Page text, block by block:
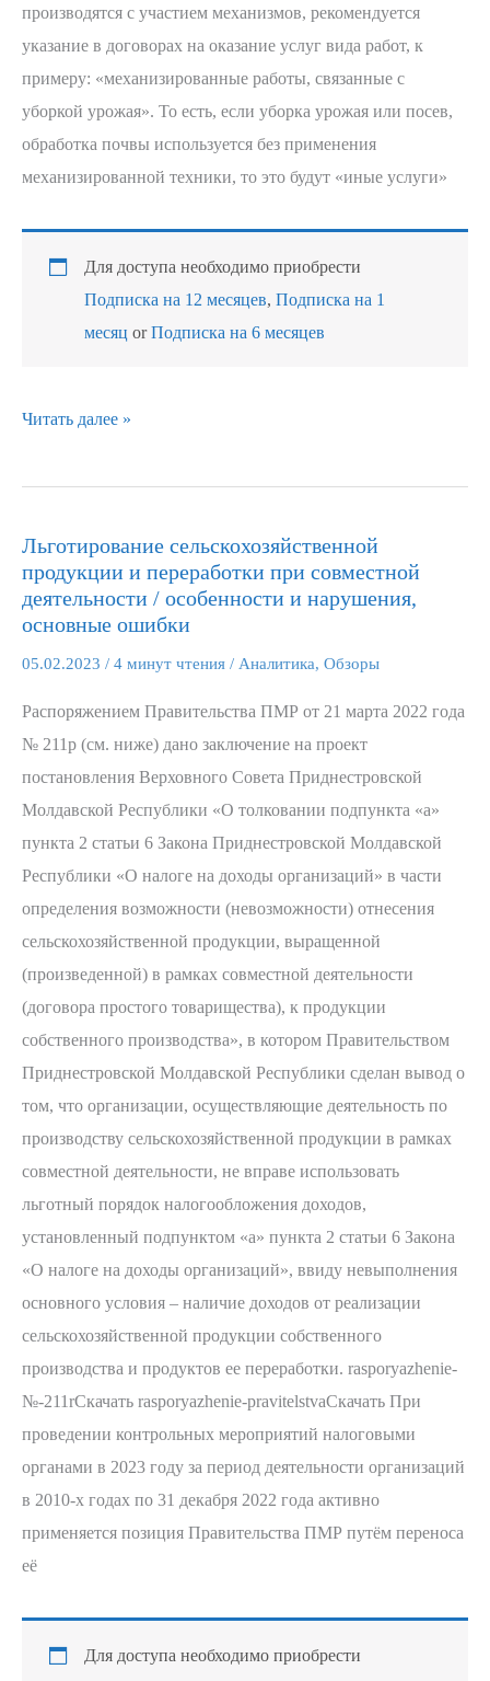
производятся с участием механизмов, рекомендуется
указание в договорах на оказание услуг вида работ, к
примеру: «механизированные работы, связанные с
уборкой урожая». То есть, если уборка урожая или посев,
обработка почвы используется без применения
механизированной техники, то это будут «иные услуги»
Для доступа необходимо приобрести
Подписка на 12 месяцев,Подписка на 1
месяц orПодписка на 6 месяцев
Читать далее »
Льготирование сельскохозяйственной
продукции и переработки при совместной
деятельности / особенности и нарушения,
основные ошибки
05.02.2023 / 4 минут чтения / Аналитика, Обзоры
Распоряжением Правительства ПМР от 21 марта 2022 года
№ 211р (см. ниже) дано заключение на проект
постановления Верховного Совета Приднестровской
Молдавской Республики «О толковании подпункта «а»
пункта 2 статьи 6 Закона Приднестровской Молдавской
Республики «О налоге на доходы организаций» в части
определения возможности (невозможности) отнесения
сельскохозяйственной продукции, выращенной
(произведенной) в рамках совместной деятельности
(договора простого товарищества), к продукции
собственного производства», в котором Правительством
Приднестровской Молдавской Республики сделан вывод о
том, что организации, осуществляющие деятельность по
производству сельскохозяйственной продукции в рамках
совместной деятельности, не вправе использовать
льготный порядок налогообложения доходов,
установленный подпунктом «а» пункта 2 статьи 6 Закона
«О налоге на доходы организаций», ввиду невыполнения
основного условия – наличие доходов от реализации
сельскохозяйственной продукции собственного
производства и продуктов ее переработки. rasporyazhenie-
№-211rСкачать rasporyazhenie-pravitelstvaСкачать При
проведении контрольных мероприятий налоговыми
органами в 2023 году за период деятельности организаций
в 2010-х годах по 31 декабря 2022 года активно
применяется позиция Правительства ПМР путём переноса
её
Для доступа необходимо приобрести
Льготирование
сельскохозяйственной
продукции
при
совместной
деятельности
/
особенности
и
нарушения,
основные
ошибки